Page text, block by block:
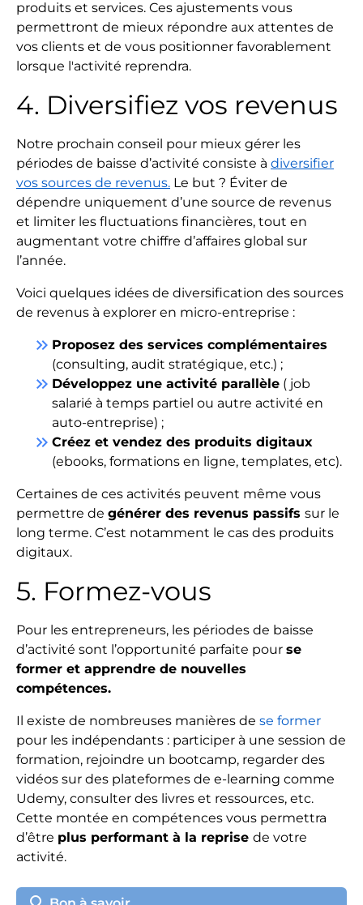
produits et services. Ces ajustements vous
permettront de mieux répondre aux attentes de
vos clients et de vous positionner favorablement
lorsque l'activité reprendra.
4. Diversifiez vos revenus
Notre prochain conseil pour mieux gérer les
périodes de baisse d’activité consiste à diversifier
vos sources de revenus. Le but ? Éviter de
dépendre uniquement d’une source de revenus
et limiter les fluctuations financières, tout en
augmentant votre chiffre d’affaires global sur
l’année.
Voici quelques idées de diversification des sources
de revenus à explorer en micro-entreprise :
keyboard_double_arrow_right Proposez des services complémentaires
(consulting, audit stratégique, etc.) ;
keyboard_double_arrow_right Développez une activité parallèle ( job
salarié à temps partiel ou autre activité en
auto-entreprise) ;
keyboard_double_arrow_right Créez et vendez des produits digitaux
(ebooks, formations en ligne, templates, etc).
Certaines de ces activités peuvent même vous
permettre de générer des revenus passifs sur le
long terme. C’est notamment le cas des produits
digitaux.
5. Formez-vous
Pour les entrepreneurs, les périodes de baisse
d’activité sont l’opportunité parfaite pour se
former et apprendre de nouvelles
compétences.
Il existe de nombreuses manières de se former
pour les indépendants : participer à une session de
formation, rejoindre un bootcamp, regarder des
vidéos sur des plateformes de e-learning comme
Udemy, consulter des livres et ressources, etc.
Cette montée en compétences vous permettra
d’être plus performant à la reprise de votre
activité.